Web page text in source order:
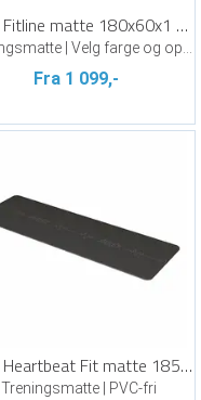
Airex Fitline matte 180x60x1 cm
Fra 1 099,-
Airex Heartbeat Fit matte 185x65x1 cm
Treningsmatte | PVC-fri